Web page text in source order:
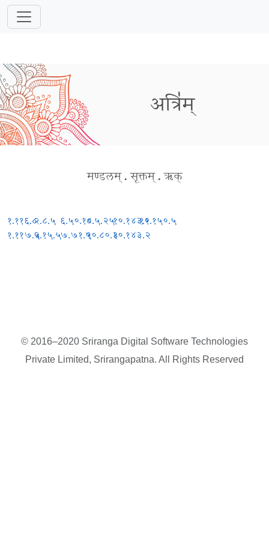
अत्रि॑म्
मण्डलम् . सूक्तम् . ऋक्
१.११६.८
१.११७.३
२.८.५
५.१५.५
६.५०.१०
७.७१.५
८.५.२५
१०.८०.३
१०.१४३.१
१०.१४३.२
१०.१५०.५
© 2016–2020 Sriranga Digital Software Technologies
Private Limited, Srirangapatna. All Rights Reserved